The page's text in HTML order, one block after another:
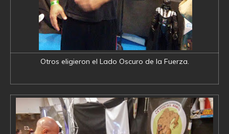
Otros eligieron el Lado Oscuro de la Fuerza.